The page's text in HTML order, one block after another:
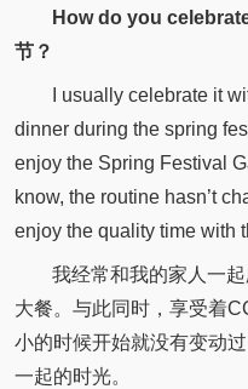
How do you
节？
I usually celebrate it
dinner during the spring
enjoy the Spring Festival
know, the routine hasn’t
enjoy the quality time with
我经常和我的家人一
大餐。与此同时，享受着
小的时候开始就没有变动
一起的时光。